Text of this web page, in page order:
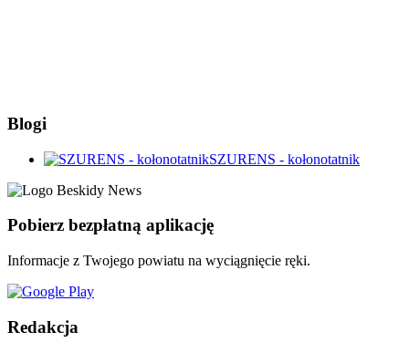
Blogi
SZURENS - kołonotatnik
Pobierz bezpłatną aplikację
Informacje z Twojego powiatu na wyciągnięcie ręki.
Redakcja